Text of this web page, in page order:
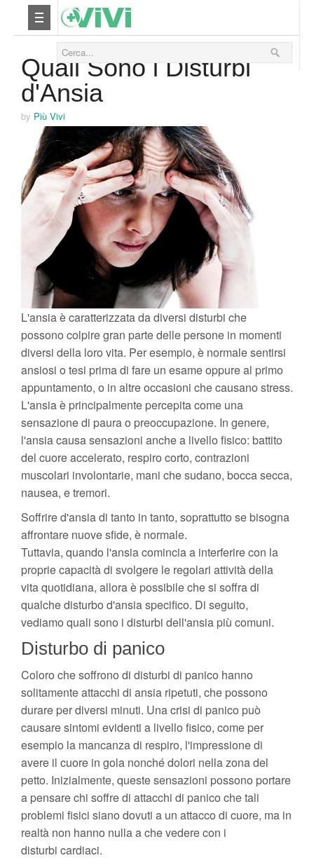
Salute
Bellezza
Fitness
Relax
Viaggi & Vacanze
03 Maggio 2016
Quali Sono i Disturbi
d'Ansia
by Più Vivi
L'ansia è caratterizzata da diversi disturbi che
possono colpire gran parte delle persone in momenti
diversi della loro vita. Per esempio, è normale sentirsi
ansiosi o tesi prima di fare un esame oppure al primo
appuntamento, o in altre occasioni che causano stress.
L'ansia è principalmente percepita come una
sensazione di paura o preoccupazione. In genere,
l'ansia causa sensazioni anche a livello fisico: battito
del cuore accelerato, respiro corto, contrazioni
muscolari involontarie, mani che sudano, bocca secca,
nausea, e tremori.
Soffrire d'ansia di tanto in tanto, soprattutto se bisogna
affrontare nuove sfide, è normale.
Tuttavia, quando l'ansia comincia a interferire con la
proprie capacità di svolgere le regolari attività della
vita quotidiana, allora è possibile che si soffra di
qualche disturbo d'ansia specifico. Di seguito,
vediamo quali sono i disturbi dell'ansia più comuni.
Disturbo di panico
Coloro che soffrono di disturbi di panico hanno
solitamente attacchi di ansia ripetuti, che possono
durare per diversi minuti. Una crisi di panico può
causare sintomi evidenti a livello fisico, come per
esempio la mancanza di respiro, l'impressione di
avere il cuore in gola nonché dolori nella zona del
petto. Inizialmente, queste sensazioni possono portare
a pensare chi soffre di attacchi di panico che tali
problemi fisici siano dovuti a un attacco di cuore, ma in
realtà non hanno nulla a che vedere con i
disturbi cardiaci.